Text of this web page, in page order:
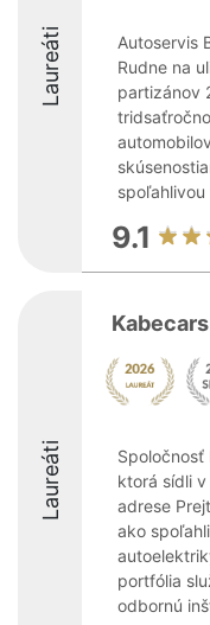
Laureáti
Autoservis
Rudne na
partizánov
9.1
Laureáti
Spoločnosť
ktorá sídli v
adrese
ako
portfólia
odbornú